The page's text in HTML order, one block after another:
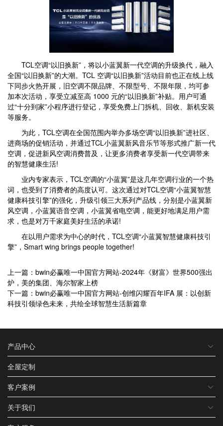
TCL空调“以旧换新”，将以小蓝翼新一代空调的升级换代，融入
全国“以旧换新”的大潮。TCL 空调“以旧换新”活动目前也正在线上线
下同步火热开展，旧空调不限品牌、不限型号、不限年限，均可参
加本次活动，享受立减至高 1000 元的“以旧换新”补贴。用户可通
过“十分到家”小程序进行登记，享受免费上门拆机、回收、新机安装
等服务。
为此，TCL空调在全国范围内举办多场空调“以旧换新”进社区、
进商场的促销活动，并通过TCL小蓝翼新风音乐节等形式推广新一代
空调，促进新风空调消费普及，让更多消费者享受新一代空调带来
的智慧健康生活!
业内专家表示，TCL空调的“小蓝翼”是这几年空调行业的一个热
词，也受到了消费者的高度认可。这次通过对TCL空调“小蓝翼智慧
健康科技引擎”的强化，升级引领三大系列产品线，分别是小蓝翼新
风空调，小蓝翼语音空调，小蓝翼省电空调，能更好地满足用户需
求，也是对万千家庭美好生活的承诺!
在以用户需求为中心的时代，TCL空调“小蓝翼智慧健康科技引
擎”，Smart wing brings people together!
上一篇：bwin必赢唯一中国官方网站-2024年《财富》世界500强出
炉，美的集团、海尔智家上榜
下一篇：bwin必赢唯一中国官方网站-创维闪耀百年IFA 展：以创新
科技引领绿色未来，共绘全球智慧生活新篇章
产品中心
全屋定制
客户案例
关于我们